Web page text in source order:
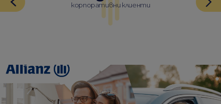
корпоративни клиенти